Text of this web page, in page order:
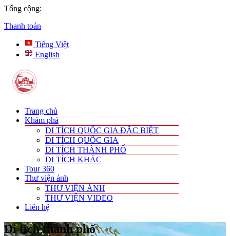
Tổng cộng:
Thanh toán
Tiếng Việt
English
Trang chủ
Khám phá
DI TÍCH QUỐC GIA ĐẶC BIỆT
DI TÍCH QUỐC GIA
DI TÍCH THÀNH PHỐ
DI TÍCH KHÁC
Tour 360
Thư viện ảnh
THƯ VIỆN ẢNH
THƯ VIỆN VIDEO
Liên hệ
Di tích thành phố